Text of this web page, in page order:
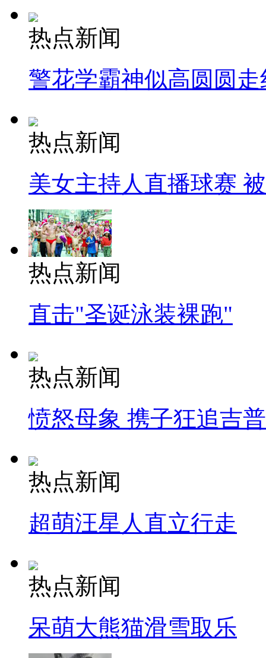
热点新闻
警花学霸神似高圆圆走
热点新闻
美女主持人直播球赛
热点新闻
直击"圣诞泳装裸跑"
热点新闻
愤怒母象 携子狂追吉
热点新闻
超萌汪星人直立行走
热点新闻
呆萌大熊猫滑雪取乐